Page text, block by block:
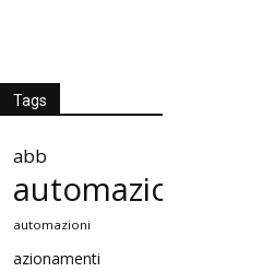
Tags
abb
automazione
automazioni
azionamenti